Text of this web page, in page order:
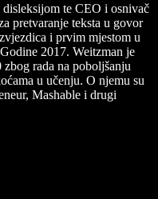
te CEO i osnivač
pretvaranje teksta u govor
i prvim mjestom u
2017. Weitzman je
rada na poboljšanju
u učenju. O njemu su
Mashable i drugi